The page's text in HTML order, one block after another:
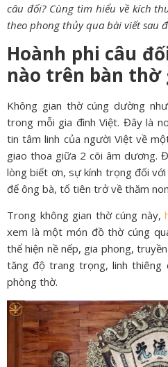
câu đối? Cùng tìm hiểu về kích
theo phong thủy qua bài viết sau
Hoành phi câu
nào trên bàn thờ
Không gian thờ cúng dường
trong mỗi gia đình Việt. Đây là
tin tâm linh của người Việt về
giao thoa giữa 2 cõi âm dương.
lòng biết ơn, sự kính trọng đối
để ông bà, tổ tiên trở về thăm
Trong không gian thờ cúng này,
xem là một món đồ thờ cúng
thể hiện nề nếp, gia phong,
tăng độ trang trọng, linh thiêng
phòng thờ.